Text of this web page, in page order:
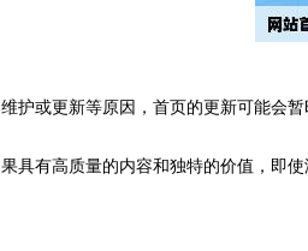
护或更新等原因，首页的更新可能会
具有高质量的内容和独特的价值，即